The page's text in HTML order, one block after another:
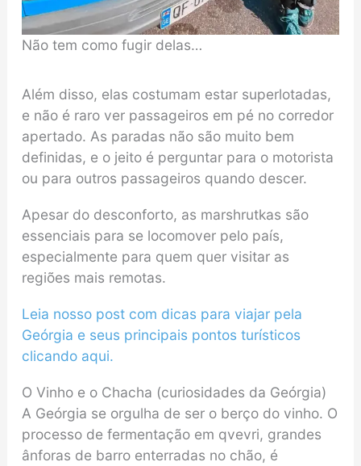
Não tem como fugir delas…
Além disso, elas costumam estar superlotadas,
e não é raro ver passageiros em pé no corredor
apertado. As paradas não são muito bem
definidas, e o jeito é perguntar para o motorista
ou para outros passageiros quando descer.
Apesar do desconforto, as marshrutkas são
essenciais para se locomover pelo país,
especialmente para quem quer visitar as
regiões mais remotas.
Leia nosso post com dicas para viajar pela
Geórgia e seus principais pontos turísticos
clicando aqui.
O Vinho e o Chacha (curiosidades da Geórgia)
A Geórgia se orgulha de ser o berço do vinho. O
processo de fermentação em qvevri, grandes
ânforas de barro enterradas no chão, é